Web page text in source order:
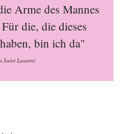
Arme des Mannes
die, die dieses
bin ich da"
Saint Laurent